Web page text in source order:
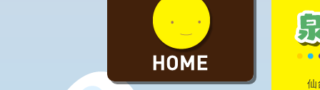
仙